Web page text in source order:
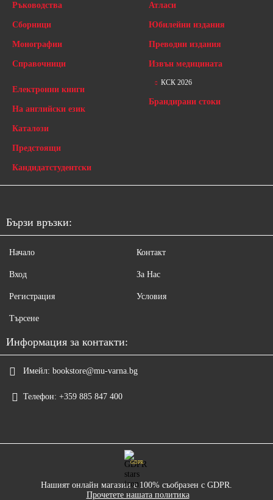
Ръководства
Сборници
Монографии
Справочници
Атласи
Юбилейни издания
Преводни издания
Извън медицината
Електронни книги
На английски език
Каталози
Предстоящи
Кандидатстудентски
КСК 2026
Брандирани стоки
Бързи връзки:
Начало
Вход
Регистрация
Търсене
Контакт
За Нас
Условия
Информация за контакти:
Имейл: bookstore@mu-varna.bg
Телефон: +359 885 847 400
GDPR
Нашият онлайн магазин е 100% съобразен с GDPR.
Прочетете нашата политика